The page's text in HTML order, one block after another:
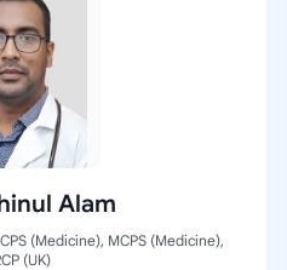
Alam
(Medicine), MCPS (Medicine),
(UK)